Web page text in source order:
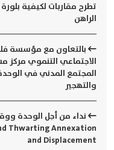
تطرح مقاربات لكيفية
الراهن
بالتعاون مع مؤسسة
الاجتماعي التنموي مركز
المجتمع المدني في
والتهجير
Thwarting Annexation
and Displacement